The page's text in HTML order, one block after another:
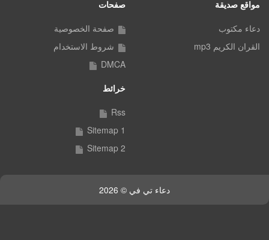
مواقع صديقة
دعاء مكتوب
القران الكريم mp3
صفحات
صفحة الخصوصية
شروط الاستخدام
DMCA
خرائط
Rss
Sitemap 1
Sitemap 2
دعاء تي في © 2026